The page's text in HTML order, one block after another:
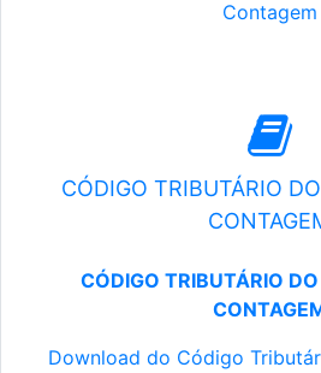
Contagem
CÓDIGO TRIBUTÁRIO
CÓDIGO TRIBUTÁRIO
Download do Código